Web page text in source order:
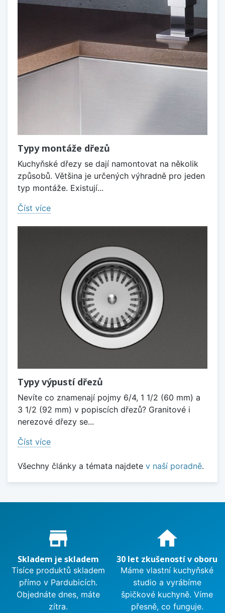
Typy montáže dřezů
Kuchyňské dřezy se dají namontovat na několik
způsobů. Většina je určených výhradně pro jeden
typ montáže. Existují...
Číst více
Typy výpustí dřezů
Nevíte co znamenají pojmy 6/4, 1 1/2 (60 mm) a
3 1/2 (92 mm) v popiscích dřezů? Granitové i
nerezové dřezy se...
Číst více
Všechny články a témata najdete v naší poradně.
Proč nakupovat u nás?
store_mall_directory
Skladem je skladem
Tisíce produktů skladem
přímo v Pardubicích.
Objednáte dnes, máte
zítra.
home
30 let zkušeností v oboru
Máme vlastní kuchyňské
studio a vyrábíme
špičkové kuchyně. Víme
přesně, co funguje.